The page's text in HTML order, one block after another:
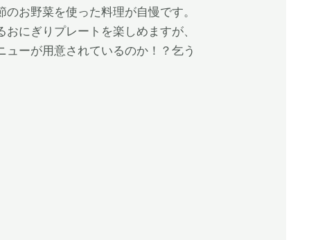
お野菜を使った料理が自慢です。
にぎりプレートを楽しめますが、
ューが用意されているのか！？乞う